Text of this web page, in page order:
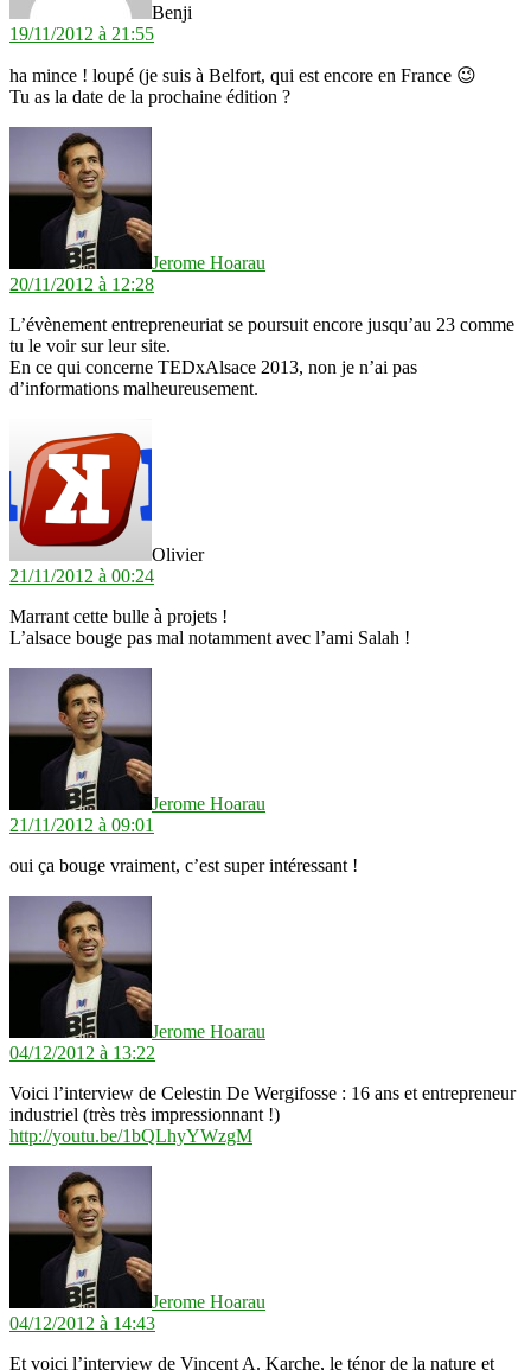
Benji
19/11/2012 à 21:55
ha mince ! loupé (je suis à Belfort, qui est encore en France 😉
Tu as la date de la prochaine édition ?
Jerome Hoarau
20/11/2012 à 12:28
L’évènement entrepreneuriat se poursuit encore jusqu’au 23 comme
tu le voir sur leur site.
En ce qui concerne TEDxAlsace 2013, non je n’ai pas
d’informations malheureusement.
Olivier
21/11/2012 à 00:24
Marrant cette bulle à projets !
L’alsace bouge pas mal notamment avec l’ami Salah !
Jerome Hoarau
21/11/2012 à 09:01
oui ça bouge vraiment, c’est super intéressant !
Jerome Hoarau
04/12/2012 à 13:22
Voici l’interview de Celestin De Wergifosse : 16 ans et entrepreneur
industriel (très très impressionnant !)
http://youtu.be/1bQLhyYWzgM
Jerome Hoarau
04/12/2012 à 14:43
Et voici l’interview de Vincent A. Karche, le ténor de la nature et